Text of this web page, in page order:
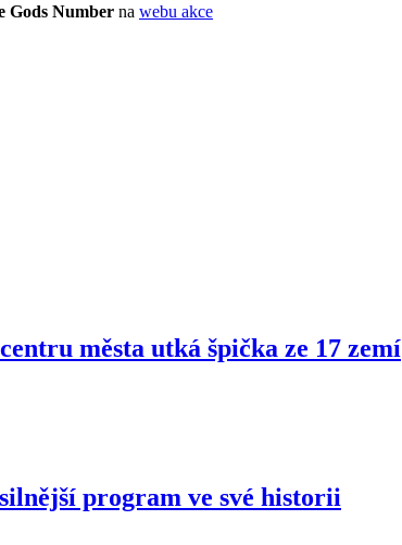
Gods Number na webu akce
města utká špička ze 17 zemí
program ve své historii